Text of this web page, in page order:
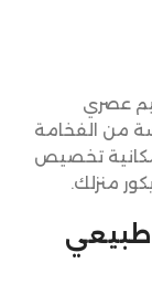
عصري
من الفخامة
تخصيص
منزلك.